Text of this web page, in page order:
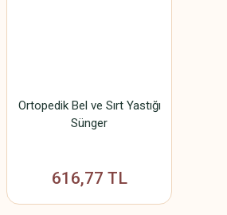
Ortopedik Bel ve Sırt Yastığı
Sünger
616,77 TL